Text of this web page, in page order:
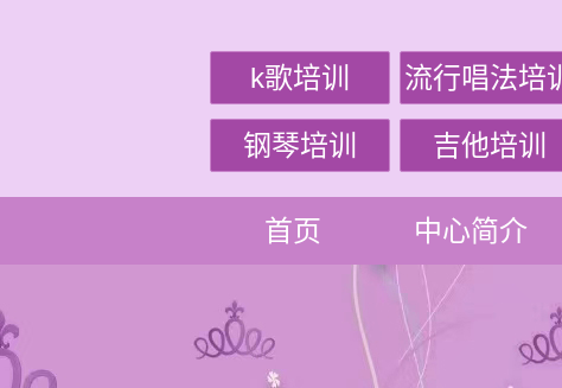
k歌培训 流行唱法培训
钢琴培训 吉他培训
首页 中心简介